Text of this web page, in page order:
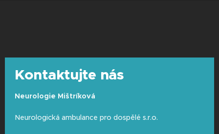
Kontaktujte nás
Neurologie Mištríková
Neurologická ambulance pro dospělé s.r.o.